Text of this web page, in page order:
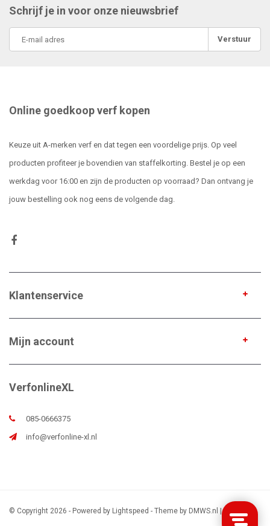
Schrijf je in voor onze nieuwsbrief
Verstuur
Online goedkoop verf kopen
Keuze uit A-merken verf en dat tegen een voordelige prijs. Op veel
producten profiteer je bovendien van staffelkorting. Bestel je op een
werkdag voor 16:00 en zijn de producten op voorraad? Dan ontvang je
jouw bestelling ook nog eens de volgende dag.
Klantenservice
Mijn account
VerfonlineXL
085-0666375
info@verfonline-xl.nl
© Copyright 2026 - Powered by Lightspeed - Theme by DMWS.nl |